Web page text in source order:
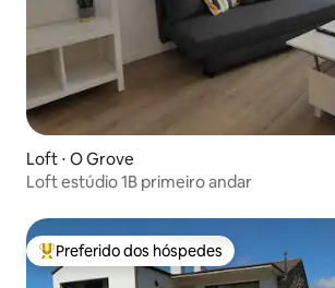
Loft ⋅ O Grove
Loft estúdio 1B primeiro andar
Entre os melhores preferidos dos hóspedes
Preferido dos hóspedes